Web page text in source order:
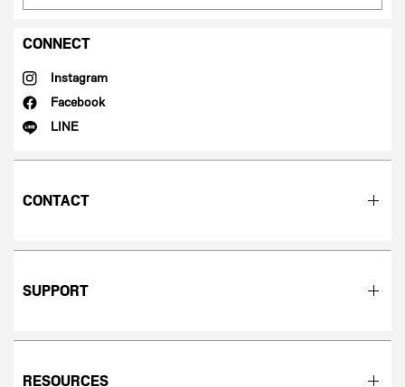
CONNECT
Instagram
Facebook
LINE
CONTACT
SUPPORT
RESOURCES